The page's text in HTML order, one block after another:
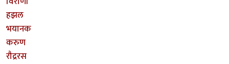
हझल
भयानक
करुण
रौद्ररस